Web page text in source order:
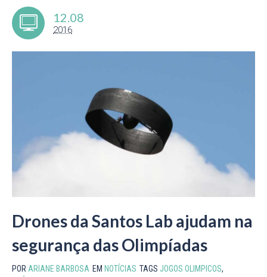
12.08
2016
Drones da Santos Lab ajudam na
segurança das Olimpíadas
POR ARIANE BARBOSA EM NOTÍCIAS TAGS JOGOS OLIMPICOS,